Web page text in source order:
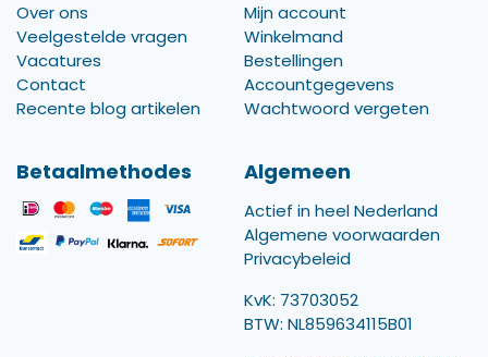
Over ons
Veelgestelde vragen
Vacatures
Contact
Recente blog artikelen
Mijn account
Winkelmand
Bestellingen
Accountgegevens
Wachtwoord vergeten
Betaalmethodes Algemeen
Actief in heel Nederland
Algemene voorwaarden
Privacybeleid
KvK: 73703052
BTW: NL859634115B01